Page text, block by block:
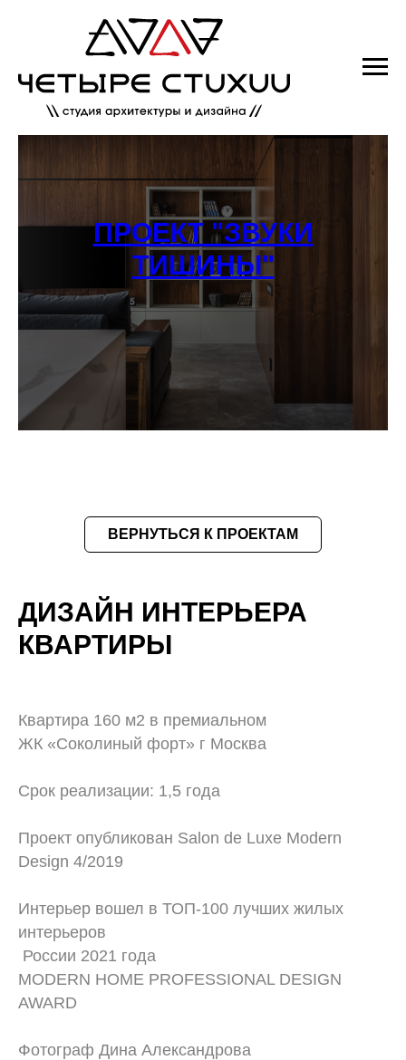
ПРОЕКТ "ЗВУКИ
ТИШИНЫ"
ВЕРНУТЬСЯ К ПРОЕКТАМ
ДИЗАЙН ИНТЕРЬЕРА
КВАРТИРЫ
Квартира 160 м2 в премиальном
ЖК «Соколиный форт» г Москва
Срок реализации: 1,5 года
Проект опубликован Salon de Luxe Modern
Design 4/2019
Интерьер вошел в ТОП-100 лучших жилых
интерьеров
России 2021 года
MODERN HOME PROFESSIONAL DESIGN
AWARD
Фотограф Дина Александрова